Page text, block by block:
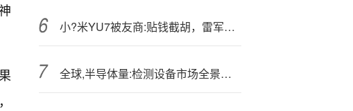
小?米YU7被友商:贴钱截胡，雷军怒怼：大可不必诋毁歪曲
全球,半导体量:检测设备市场全景：细分市场加速突围，新锐企业破局高端